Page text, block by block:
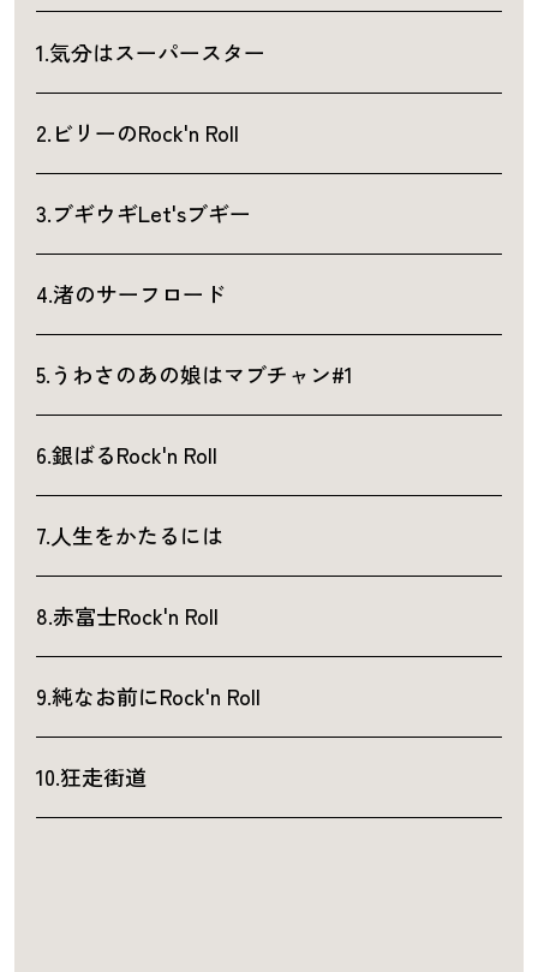
1.気分はスーパースター
2.ビリーのRock'n Roll
3.ブギウギLet'sブギー
4.渚のサーフロード
5.うわさのあの娘はマブチャン#1
6.銀ばるRock'n Roll
7.人生をかたるには
8.赤富士Rock'n Roll
9.純なお前にRock'n Roll
10.狂走街道